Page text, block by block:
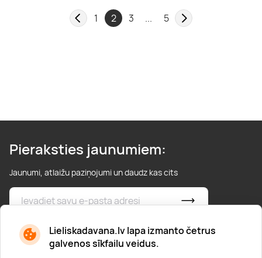
Lieliskadavana.lv lapa izmanto četrus
galvenos sīkfailu veidus.
1 2 3 ... 5
Pieraksties jaunumiem:
Jaunumi, atlaižu paziņojumi un daudz kas cits
* Esmu iepazinies/usies ar privātuma politiku